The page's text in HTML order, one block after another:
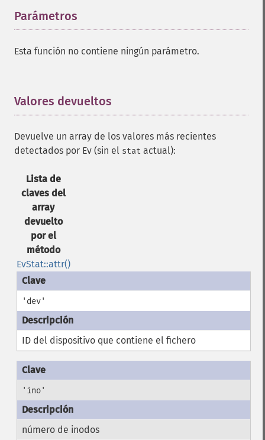
Parámetros
Esta función no contiene ningún parámetro.
Valores devueltos
Devuelve un array de los valores más recientes
detectados por Ev (sin el stat actual):
Lista de
claves del
array
devuelto
por el
método
EvStat::attr()
'dev'
ID del dispositivo que contiene el fichero
'ino'
número de inodos